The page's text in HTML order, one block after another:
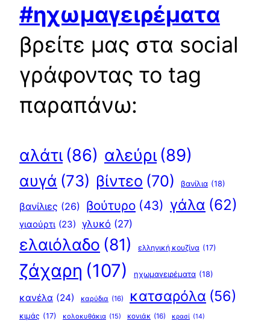
#ηχωμαγειρέματα
βρείτε μας στα social
γράφοντας το tag
παραπάνω:
αλάτι (86) αλεύρι (89)
αυγά (73) βίντεο (70) βανίλια (18)
βανίλιες (26) βούτυρο (43) γάλα (62)
γιαούρτι (23) γλυκό (27)
ελαιόλαδο (81) ελληνική κουζίνα (17)
ζάχαρη (107) ηχωμαγειρέματα (18)
κανέλα (24) καρύδια (16) κατσαρόλα (56)
κιμάς (17) κολοκυθάκια (15) κονιάκ (16) κρασί (14)